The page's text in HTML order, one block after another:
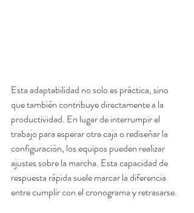
Esta adaptabilidad no solo es práctica, sino
que también contribuye directamente a la
productividad. En lugar de interrumpir el
trabajo para esperar otra caja o rediseñar la
configuración, los equipos pueden realizar
ajustes sobre la marcha. Esta capacidad de
respuesta rápida suele marcar la diferencia
entre cumplir con el cronograma y retrasarse.